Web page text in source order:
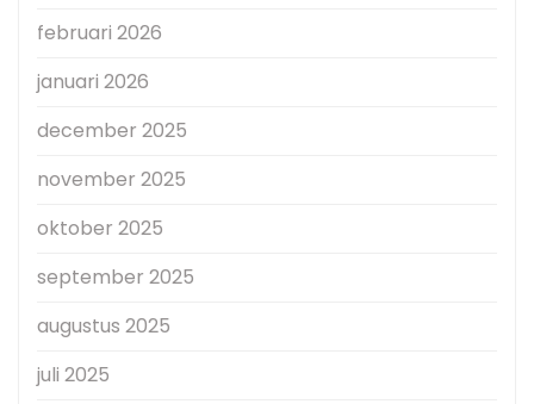
februari 2026
januari 2026
december 2025
november 2025
oktober 2025
september 2025
augustus 2025
juli 2025